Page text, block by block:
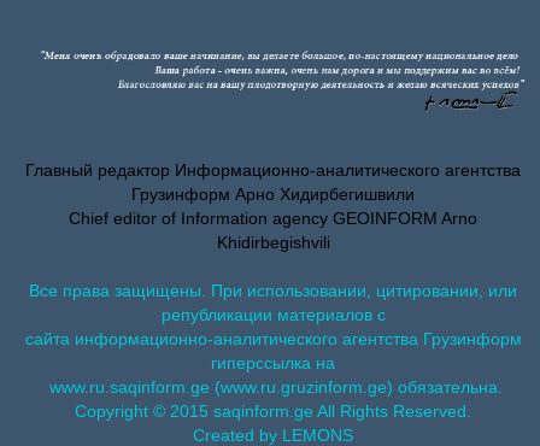
Главный редактор Информационно-аналитического агентства
Грузинформ Арно Хидирбегишвили
Chief editor of Information agency GEOINFORM Arno
Khidirbegishvili
Все права защищены. При использовании, цитировании, или
републикации материалов с
сайта информационно-аналитического агентства Грузинформ
гиперссылка на
www.ru.saqinform.ge (www.ru.gruzinform.ge) обязательна.
Copyright © 2015 saqinform.ge All Rights Reserved.
Created by LEMONS